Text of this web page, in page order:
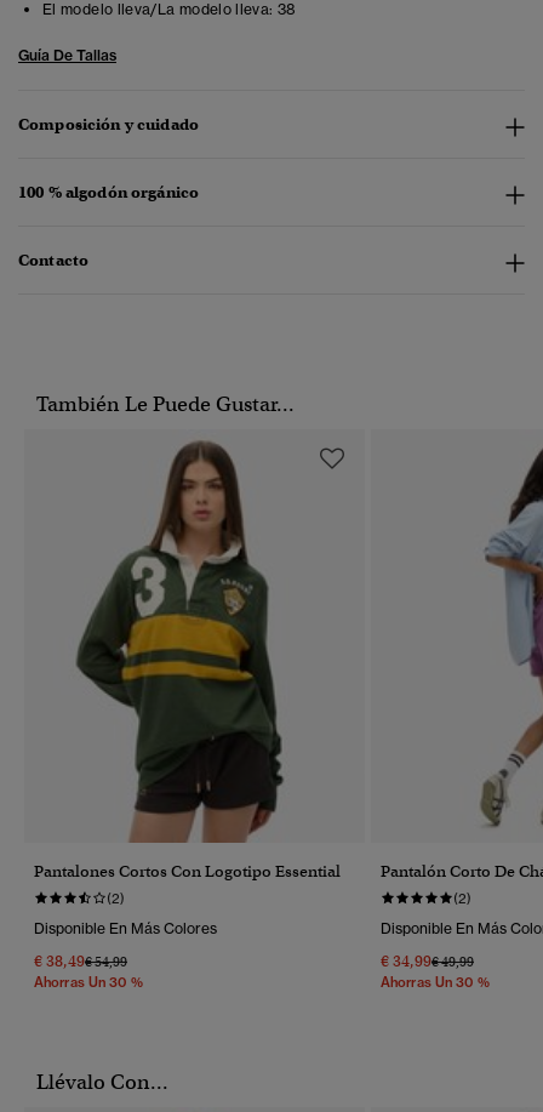
El modelo lleva/La modelo lleva: 38
Guía De Tallas
Composición y cuidado
100 % algodón orgánico
Contacto
También Le Puede Gustar...
Pantalones Cortos Con Logotipo Essential
(2)
Disponible En Más Colores
€ 38,49Precio Rebajado De
€ 54,99A
Ahorras Un 30 %
Pantalón Corto De
(2)
Disponible En Más
€ 34,99Precio Rebajado
€ 49,99A
Ahorras Un 30 %
Llévalo Con...